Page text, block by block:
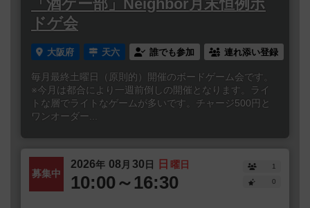
「酒ゲー部」Neighbor月末恒例ボ
ドゲ会
大阪府 天六 誰でも参加 連れ添い登録
毎月最終土曜日（原則的）開催のボードゲーム会です。
※今月は都合により一週前倒しの開催となります。ライ
トな層でライトなゲームが多いです。チャージ500円と
ワンオーダー...
募集中
2026年 08 月 30日 日 曜日
10:00～16:30
1
0